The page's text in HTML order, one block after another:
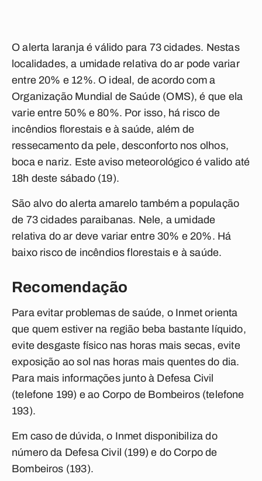
O alerta laranja é válido para 73 cidades. Nestas
localidades, a umidade relativa do ar pode variar
entre 20% e 12%. O ideal, de acordo com a
Organização Mundial de Saúde (OMS), é que ela
varie entre 50% e 80%. Por isso, há risco de
incêndios florestais e à saúde, além de
ressecamento da pele, desconforto nos olhos,
boca e nariz. Este aviso meteorológico é valido até
18h deste sábado (19).
São alvo do alerta amarelo também a população
de 73 cidades paraibanas. Nele, a umidade
relativa do ar deve variar entre 30% e 20%. Há
baixo risco de incêndios florestais e à saúde.
Recomendação
Para evitar problemas de saúde, o Inmet orienta
que quem estiver na região beba bastante líquido,
evite desgaste físico nas horas mais secas, evite
exposição ao sol nas horas mais quentes do dia.
Para mais informações junto à Defesa Civil
(telefone 199) e ao Corpo de Bombeiros (telefone
193).
Em caso de dúvida, o Inmet disponibiliza do
número da Defesa Civil (199) e do Corpo de
Bombeiros (193).